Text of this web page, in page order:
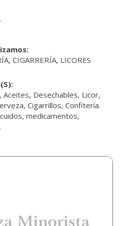
CIGARRERÍA, LICORES
Desechables, Licor,
Cigarrillos, Confitería.
medicamentos,